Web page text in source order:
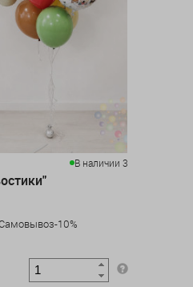
В наличии 3
10%